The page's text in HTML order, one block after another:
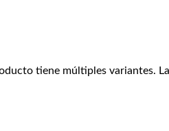
tiene múltiples variantes.